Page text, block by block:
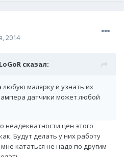
2014
сказал:
малярку и узнать их
датчики может любой
неадекватности цен этого
Будут делать у них работу
кататься не надо по другим